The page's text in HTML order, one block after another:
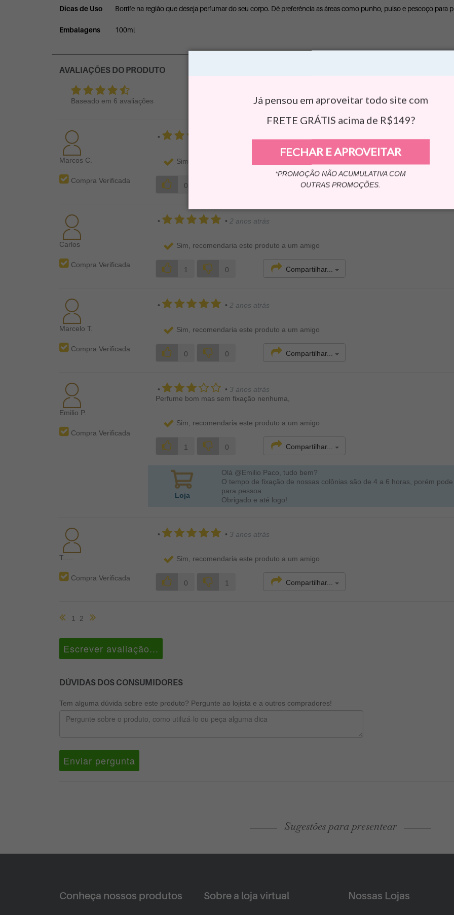
Já pensou em aproveitar todo site com
FRETE GRÁTIS acima de R$149?
FECHAR E APROVEITAR
*PROMOÇÃO NÃO ACUMULATIVA COM
OUTRAS PROMOÇÕES.
Dicas de Uso Borrife na região que deseja perfumar do seu corpo. Dê preferência as áreas como punho, pulso e pescoço para
Embalagens 100ml
AVALIAÇÕES DO PRODUTO
Baseado em 6 avaliações
Marcos C.
Compra Verificada
•
Sim, recomendaria este produto a um amigo
0 Compartilhar...
Carlos
Compra Verificada
• • 2 anos atrás
Sim, recomendaria este produto a um amigo
1 0 Compartilhar...
Marcelo T.
Compra Verificada
• • 2 anos atrás
Sim, recomendaria este produto a um amigo
0 0 Compartilhar...
Emilio P.
Compra Verificada
• • 3 anos atrás
Perfume bom mas sem fixação nenhuma,
Sim, recomendaria este produto a um amigo
1 0 Compartilhar...
Loja
Olá @Emilio Paco, tudo bem?
O tempo de fixação de nossas colônias são de 4 a 6 horas, porém
para pessoa.
Obrigado e até logo!
T.....
Compra Verificada
• • 3 anos atrás
Sim, recomendaria este produto a um amigo
0 1 Compartilhar...
1 2
Escrever avaliação...
DÚVIDAS DOS CONSUMIDORES
Tem alguma dúvida sobre este produto? Pergunte ao lojista e a outros compradores!
Enviar pergunta
Sugestões para presentear
Conheça nossos produtos Sobre a loja virtual Nossas Lojas